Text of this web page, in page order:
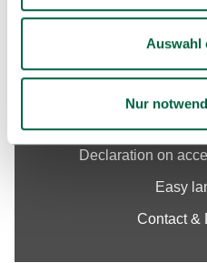
Auswahl
Nur
Job
Declaration on
Easy
Contact &